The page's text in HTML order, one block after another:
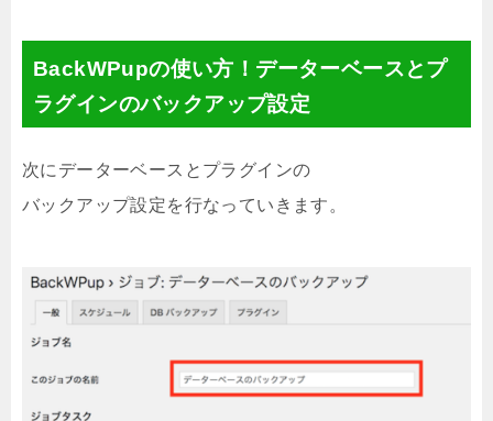
BackWPupの使い方！データーベースとプ
ラグインのバックアップ設定
次にデーターベースとプラグインの
バックアップ設定を行なっていきます。